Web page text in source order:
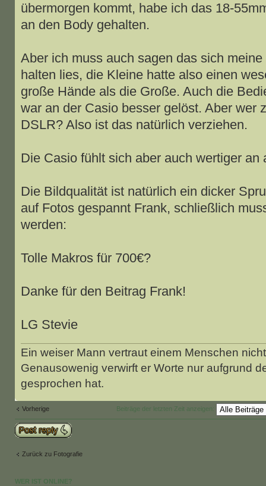
übermorgen kommt, habe ich das 18-
an den Body gehalten.
Aber ich muss auch sagen das sich
halten lies, die Kleine hatte also einen
große Hände als die Große. Auch die
war an der Casio besser gelöst. Aber wer
DSLR? Also ist das natürlich verziehen.
Die Casio fühlt sich aber auch wertiger an
Die Bildqualität ist natürlich ein dicker
auf Fotos gespannt Frank, schließlich
werden:
Tolle Makros für 700€?
Danke für den Beitrag Frank!
LG Stevie
Ein weiser Mann vertraut einem Menschen
Genausowenig verwirft er Worte nur aufgrund
gesprochen hat.
Vorherige Beiträge der letzten Zeit anzeigen:
Antwort schreiben
Zurück zu Fotografie
WER IST ONLINE?